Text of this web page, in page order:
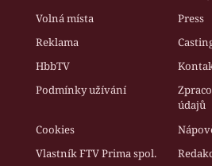
Volná místa
Press
Reklama
HbbTV
Podmínky užívání
údajů
Cookies
Vlastník FTV Prima spol.